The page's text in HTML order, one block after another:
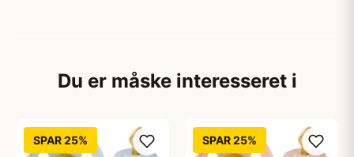
Du er måske interesseret i
SPAR 25% SPAR 25%